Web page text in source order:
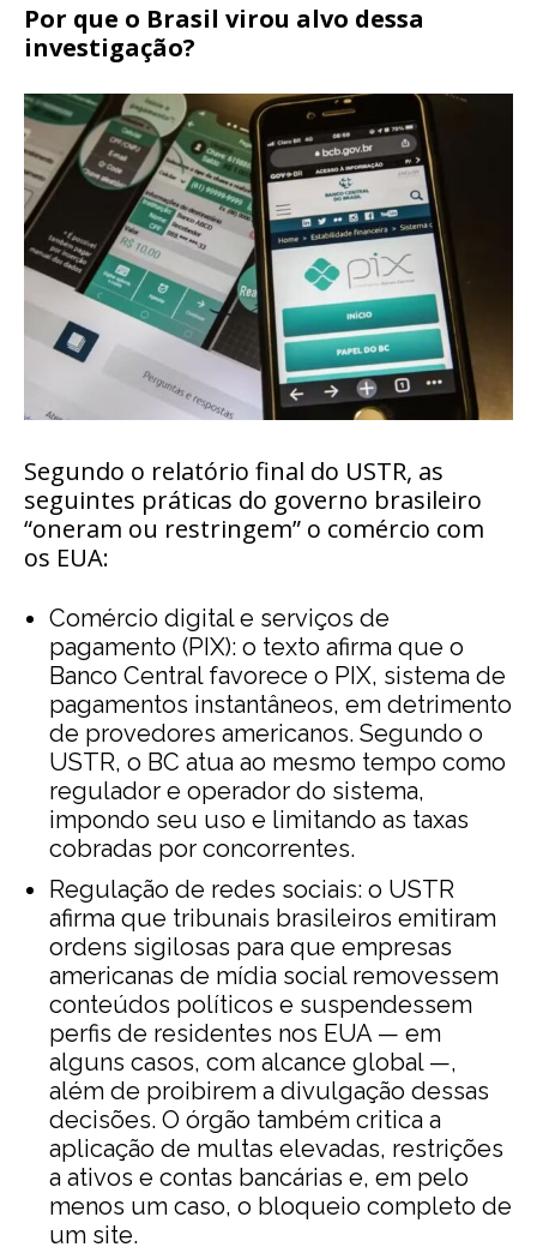
Por que o Brasil virou alvo dessa
investigação?
Segundo o relatório final do USTR, as
seguintes práticas do governo brasileiro
“oneram ou restringem” o comércio com
os EUA:
Comércio digital e serviços de
pagamento (PIX): o texto afirma que o
Banco Central favorece o PIX, sistema de
pagamentos instantâneos, em detrimento
de provedores americanos. Segundo o
USTR, o BC atua ao mesmo tempo como
regulador e operador do sistema,
impondo seu uso e limitando as taxas
cobradas por concorrentes.
Regulação de redes sociais: o USTR
afirma que tribunais brasileiros emitiram
ordens sigilosas para que empresas
americanas de mídia social removessem
conteúdos políticos e suspendessem
perfis de residentes nos EUA — em
alguns casos, com alcance global —,
além de proibirem a divulgação dessas
decisões. O órgão também critica a
aplicação de multas elevadas, restrições
a ativos e contas bancárias e, em pelo
menos um caso, o bloqueio completo de
um site.